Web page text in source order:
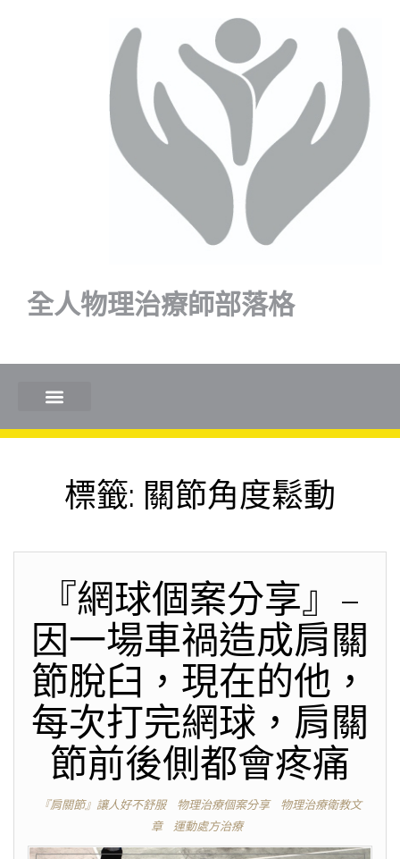
全人物理治療師部落格
標籤: 關節角度鬆動
『網球個案分享』–
因一場車禍造成肩關
節脫臼，現在的他，
每次打完網球，肩關
節前後側都會疼痛
『肩關節』讓人好不舒服 物理治療個案分享
物理治療衛教文
章
運動處方治療